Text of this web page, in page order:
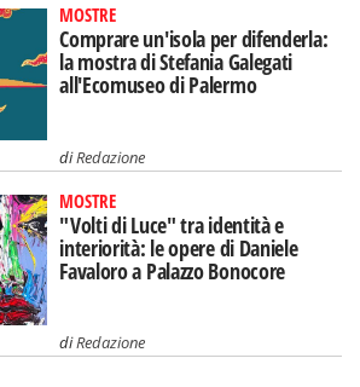
MOSTRE
Comprare un'isola per difenderla:
la mostra di Stefania Galegati
all'Ecomuseo di Palermo
diRedazione
MOSTRE
"Volti di Luce" tra identità e
interiorità: le opere di Daniele
Favaloro a Palazzo Bonocore
diRedazione